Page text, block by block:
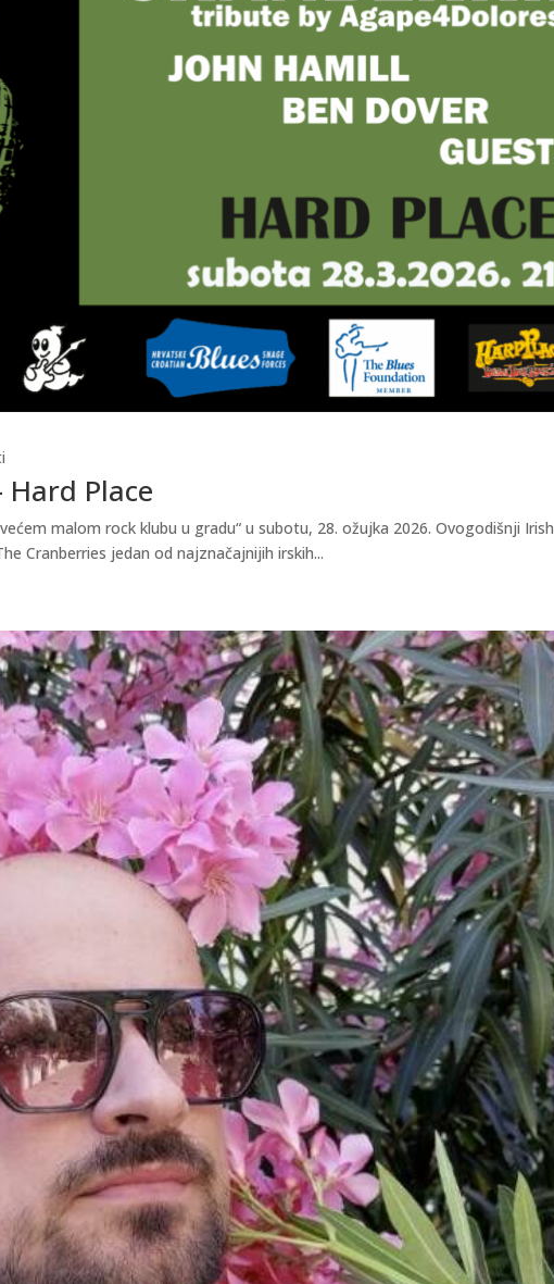
Place
malom rock klubu u gradu“ u subotu, 28. ožujka 2026. Ovogodišnji Irish
Cranberries jedan od najznačajnijih irskih...